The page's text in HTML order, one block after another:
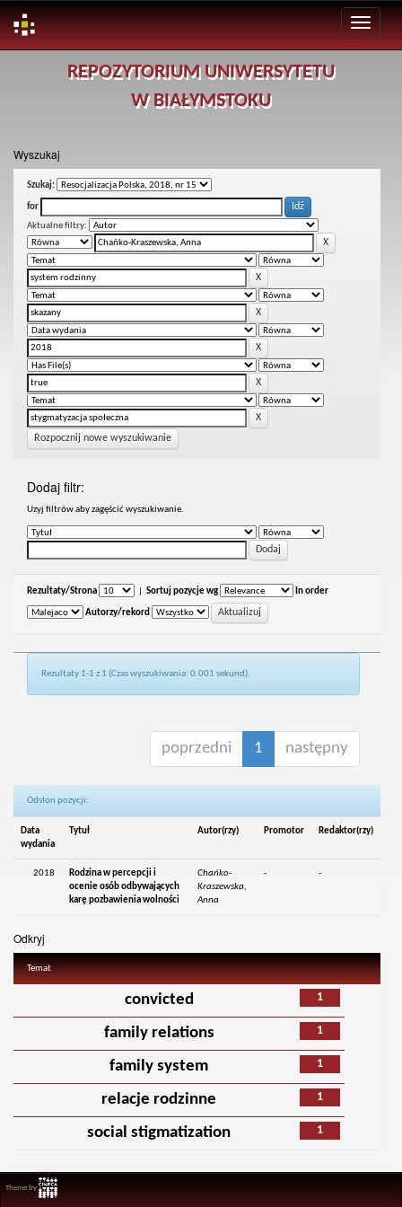
REPOZYTORIUM UNIWERSYTETU
W BIAŁYMSTOKU
Wyszukaj
Szukaj:
for
Aktualne filtry:
Rozpocznij nowe wyszukiwanie
Dodaj filtr:
Uzyj filtrów aby zagęścić wyszukiwanie.
Rezultaty/Strona Sortuj pozycje wg In order
Autorzy/rekord
Rezultaty 1-1 z 1 (Czas wyszukiwania: 0.001 sekund).
poprzedni 1 następny
Odsłon pozycji:
Data
wydania
Tytuł Autor(rzy) Promotor Redaktor(rzy)
2018
Rodzina w percepcji i
ocenie osób odbywających
karę pozbawienia wolności
Chańko-
Kraszewska,
Anna
- -
Odkryj
Temat
1
convicted
1
family relations
1
family system
1
relacje rodzinne
1
social stigmatization
Theme by